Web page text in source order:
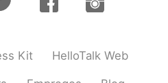
Kit HelloTalk Web